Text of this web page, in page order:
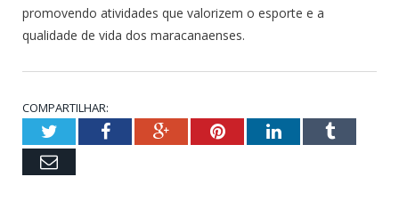
promovendo atividades que valorizem o esporte e a
qualidade de vida dos maracanaenses.
COMPARTILHAR:
TwitterFacebookGoogle+PinterestLinkedInTumblr
Email